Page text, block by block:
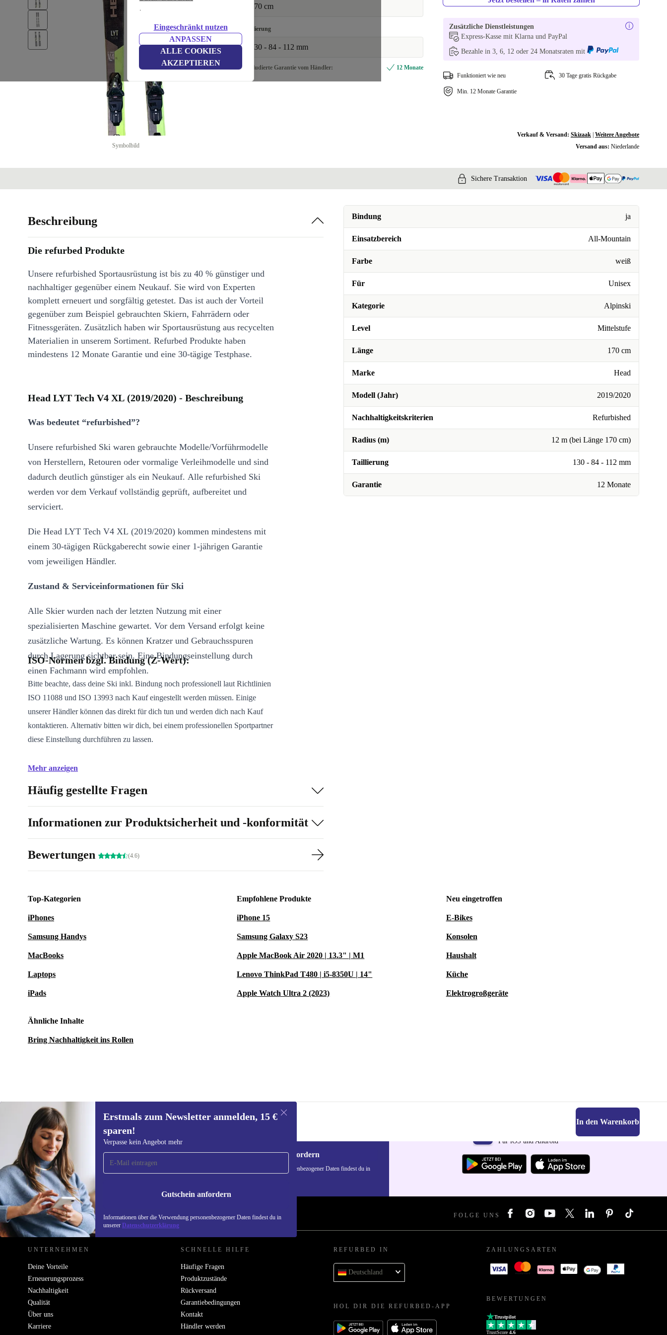
.
Eingeschränkt nutzen
ANPASSEN
ALLE COOKIES
AKZEPTIEREN
Symbolbild
170 cm
Taillierung
130 - 84 - 112 mm
Inkludierte Garantie vom Händler: 12 Monate
Zusätzliche Dienstleistungen
Express-Kasse mit Klarna und PayPal
Bezahle in 3, 6, 12 oder 24 Monatsraten mit
Funktioniert wie neu 30 Tage gratis Rückgabe
Min. 12 Monate Garantie
Verkauf & Versand: Skizaak| Weitere Angebote
Versand aus: Niederlande
Sichere Transaktion
Bindung ja
Einsatzbereich All-Mountain
Farbe weiß
Für Unisex
Kategorie Alpinski
Level Mittelstufe
Länge 170 cm
Marke Head
Modell (Jahr) 2019/2020
Nachhaltigkeitskriterien Refurbished
Radius (m) 12 m (bei Länge 170 cm)
Taillierung 130 - 84 - 112 mm
Garantie 12 Monate
Beschreibung
Die refurbed Produkte
Unsere refurbished Sportausrüstung ist bis zu 40 % günstiger und
nachhaltiger gegenüber einem Neukauf. Sie wird von Experten
komplett erneuert und sorgfältig getestet. Das ist auch der Vorteil
gegenüber zum Beispiel gebrauchten Skiern, Fahrrädern oder
Fitnessgeräten. Zusätzlich haben wir Sportausrüstung aus recycelten
Materialien in unserem Sortiment. Refurbed Produkte haben
mindestens 12 Monate Garantie und eine 30-tägige Testphase.
Head LYT Tech V4 XL (2019/2020) - Beschreibung
Was bedeutet “refurbished”?
Unsere refurbished Ski waren gebrauchte Modelle/Vorführmodelle
von Herstellern, Retouren oder vormalige Verleihmodelle und sind
dadurch deutlich günstiger als ein Neukauf. Alle refurbished Ski
werden vor dem Verkauf vollständig geprüft, aufbereitet und
serviciert.
Die Head LYT Tech V4 XL (2019/2020) kommen mindestens mit
einem 30-tägigen Rückgaberecht sowie einer 1-jährigen Garantie
vom jeweiligen Händler.
Zustand & Serviceinformationen für Ski
Alle Skier wurden nach der letzten Nutzung mit einer
spezialisierten Maschine gewartet. Vor dem Versand erfolgt keine
zusätzliche Wartung. Es können Kratzer und Gebrauchsspuren
durch Lagerung sichtbar sein. Eine Bindungseinstellung durch
einen Fachmann wird empfohlen.
ISO-Normen bzgl. Bindung (Z-Wert):
Bitte beachte, dass deine Ski inkl. Bindung noch professionell laut Richtlinien
ISO 11088 und ISO 13993 nach Kauf eingestellt werden müssen. Einige
unserer Händler können das direkt für dich tun und werden dich nach Kauf
kontaktieren. Alternativ bitten wir dich, bei einem professionellen Sportpartner
diese Einstellung durchführen zu lassen.
Mehr anzeigen
Häufig gestellte Fragen
Informationen zur Produktsicherheit und -konformität
Bewertungen (4.6)
Top-Kategorien
iPhones
Samsung Handys
MacBooks
Laptops
iPads
Empfohlene Produkte
iPhone 15
Samsung Galaxy S23
Apple MacBook Air 2020 | 13.3" | M1
Lenovo ThinkPad T480 | i5-8350U | 14"
Apple Watch Ultra 2 (2023)
Neu eingetroffen
E-Bikes
Konsolen
Haushalt
Küche
Elektrogroßgeräte
Ähnliche Inhalte
Bring Nachhaltigkeit ins Rollen
458,85 € In den Warenkorb
Erstmals zum Newsletter anmelden, 15 €
sparen!
Verpasse kein Angebot mehr
Gutschein anfordern
Informationen über die Verwendung personenbezogener Daten findest du in
unserer Datenschutzerklärung
Erstmals zum Newsletter
anmelden, 15 € sparen!
Verpasse kein Angebot mehr.
Gutschein anfordern
Informationen über die Verwendung personenbezogener Daten findest du in
Für iOS und Android
REFURBED DEUTSCHLAND - RETHINK NEW. FOLGE UNS
UNTERNEHMEN
Deine Vorteile
Erneuerungsprozess
Nachhaltigkeit
Qualität
Über uns
Karriere
SCHNELLE HILFE
Häufige Fragen
Produktzustände
Rückversand
Garantiebedingungen
Kontakt
Händler werden
REFURBED IN
Deutschland
HOL DIR DIE REFURBED-APP
ZAHLUNGSARTEN
BEWERTUNGEN
Trustpilot
TrustScore 4.6